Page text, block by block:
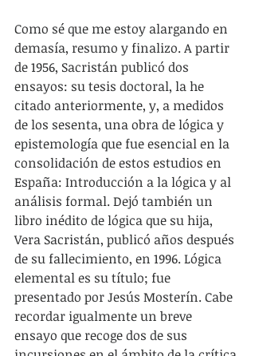
Como sé que me estoy alargando en
demasía, resumo y finalizo. A partir
de 1956, Sacristán publicó dos
ensayos: su tesis doctoral, la he
citado anteriormente, y, a medidos
de los sesenta, una obra de lógica y
epistemología que fue esencial en la
consolidación de estos estudios en
España: Introducción a la lógica y al
análisis formal. Dejó también un
libro inédito de lógica que su hija,
Vera Sacristán, publicó años después
de su fallecimiento, en 1996. Lógica
elemental es su título; fue
presentado por Jesús Mosterín. Cabe
recordar igualmente un breve
ensayo que recoge dos de sus